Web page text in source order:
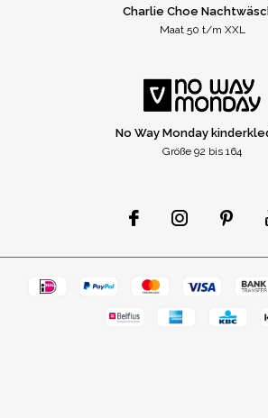
Charlie Choe
Maat 50 t/m XXL
No Way Monday
Größe 92 bis 164